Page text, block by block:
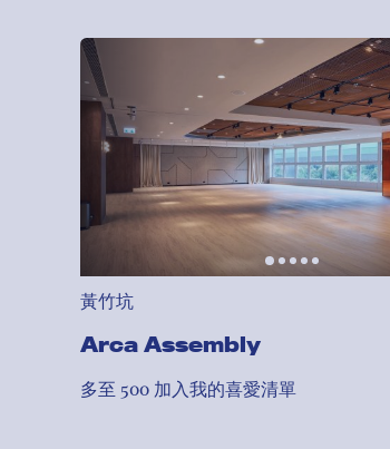
黃竹坑
Arca Assembly
多至 500 加入我的喜愛清單